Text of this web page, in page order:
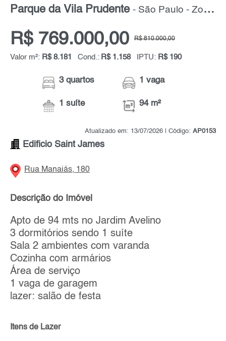
Parque da Vila Prudente - São Paulo - Zona Leste
R$ 769.000,00 R$ 810.000,00
Valor m²: R$ 8.181 Cond.: R$ 1.158 IPTU: R$ 190
3 quartos
1 suíte
1 vaga
94 m²
Atualizado em: 13/07/2026 | Código: AP0153
Edificio Saint James
Rua Manaiás, 180
Descrição do Imóvel
Apto de 94 mts no Jardim Avelino
3 dormitórios sendo 1 suíte
Sala 2 ambientes com varanda
Cozinha com armários
Área de serviço
1 vaga de garagem
lazer: salão de festa
Itens de Lazer